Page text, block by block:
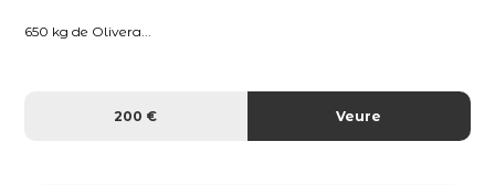
650 kg de Olivera...
200 € Veure